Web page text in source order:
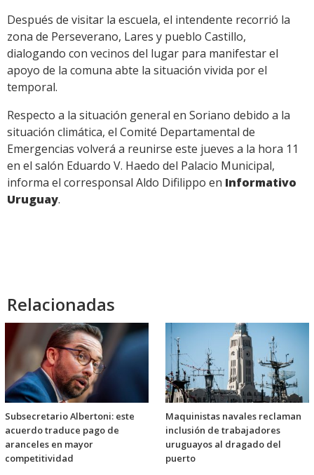
Después de visitar la escuela, el intendente recorrió la
zona de Perseverano, Lares y pueblo Castillo,
dialogando con vecinos del lugar para manifestar el
apoyo de la comuna abte la situación vivida por el
temporal.
Respecto a la situación general en Soriano debido a la
situación climática, el Comité Departamental de
Emergencias volverá a reunirse este jueves a la hora 11
en el salón Eduardo V. Haedo del Palacio Municipal,
informa el corresponsal Aldo Difilippo en Informativo
Uruguay.
Relacionadas
Subsecretario Albertoni: este
acuerdo traduce pago de
aranceles en mayor
competitividad
Maquinistas navales reclaman
inclusión de trabajadores
uruguayos al dragado del
puerto